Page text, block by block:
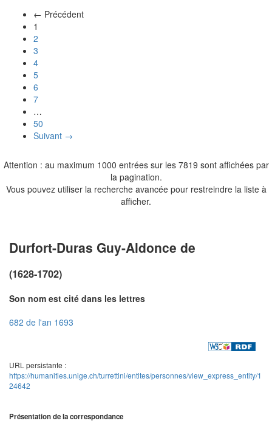
← Précédent
1
2
3
4
5
6
7
…
50
Suivant →
Attention : au maximum 1000 entrées sur les 7819 sont affichées par
la pagination.
Vous pouvez utiliser la recherche avancée pour restreindre la liste à
afficher.
Durfort-Duras Guy-Aldonce de
(1628-1702)
Son nom est cité dans les lettres
682 de l'an 1693
URL persistante :
https://humanities.unige.ch/turrettini/entites/personnes/view_express_entity/1
24642
Présentation de la correspondance